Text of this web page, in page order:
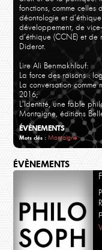
fonctions, comme
déontologie et
développement, de
d’éthique (CCNE) et de
Diderot.
Lire Ali Benmakhlouf:
La force des raisons :
La conversation
2016;
L’Identité, une fable
Montaigne, éditions
ÉVÈNEMENTS
Mots clés : Montaigne
ÉVÈNEMENTS